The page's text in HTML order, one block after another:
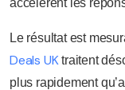
Le résultat est
Deals UK traitent
plus rapidement